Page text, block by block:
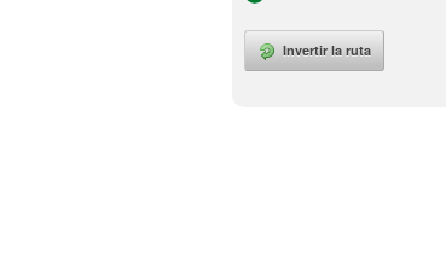
Invertir la ruta